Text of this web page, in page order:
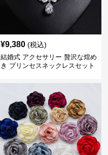
¥9,380 (税込)
結婚式 アクセサリー 贅沢な煌め
き プリンセスネックレスセット